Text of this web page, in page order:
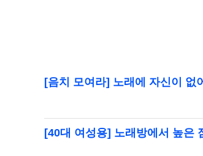
[음치 모여라] 노래에 자신이 없
[40대 여성용] 노래방에서 높은